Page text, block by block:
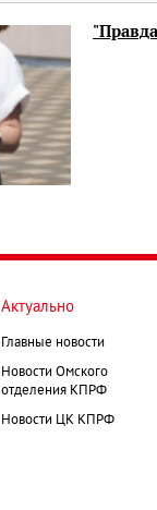
Актуально
Главные новости
Новости Омского
отделения КПРФ
Новости ЦК КПРФ